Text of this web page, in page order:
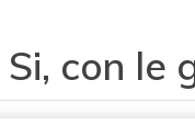
Soluzioni aziendali
Cultura cyber
con le